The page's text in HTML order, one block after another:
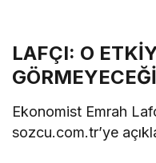
LAFÇI: O
Ekonomist Emrah
sozcu.com.tr’ye